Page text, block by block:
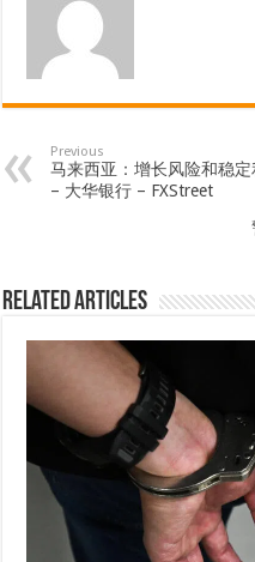
Previous
马来西亚：增长风险和稳定
– 大华银行 – FXStreet
Related Articles